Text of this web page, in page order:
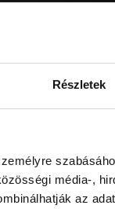
Részletek
média-,
az